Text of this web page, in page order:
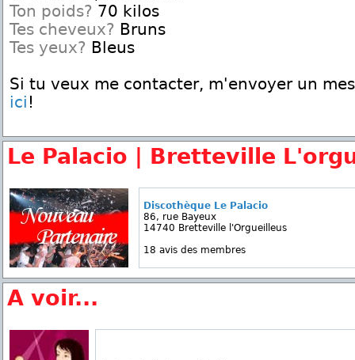
Ton poids? 70 kilos
Tes cheveux? Bruns
Tes yeux? Bleus
Si tu veux me contacter, m'envoyer un
ici !
Le Palacio | Bretteville
Discothèque Le Palacio
86, rue Bayeux
14740 Bretteville l'Orgueilleus
18 avis des membres
A voir...